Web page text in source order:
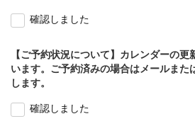
確認しました
【ご予約状況について】カレンダーの
います。ご予約済みの場合はメールまた
します。
確認しました